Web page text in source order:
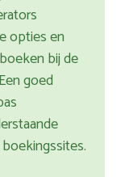
opties en
bij de
goed